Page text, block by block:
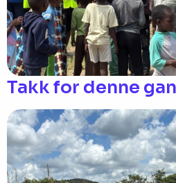
Takk for denne